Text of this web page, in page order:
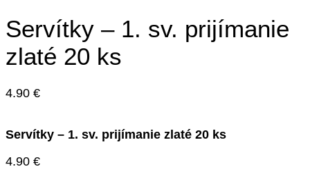
Servítky – 1. sv. prijímanie
zlaté 20 ks
4.90 €
Servítky – 1. sv. prijímanie zlaté 20 ks
4.90 €